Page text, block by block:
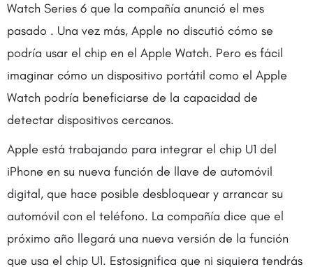
Watch Series 6 que la compañía anunció el mes
pasado . Una vez más, Apple no discutió cómo se
podría usar el chip en el Apple Watch. Pero es fácil
imaginar cómo un dispositivo portátil como el Apple
Watch podría beneficiarse de la capacidad de
detectar dispositivos cercanos.
Apple está trabajando para integrar el chip U1 del
iPhone en su nueva función de llave de automóvil
digital, que hace posible desbloquear y arrancar su
automóvil con el teléfono. La compañía dice que el
próximo año llegará una nueva versión de la función
que usa el chip U1. Estosignifica que ni siquiera tendrás